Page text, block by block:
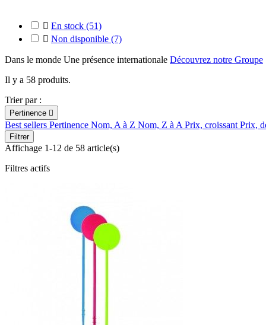
 En stock (51)
 Non disponible (7)
Dans le monde Une présence internationale Découvrez notre Groupe
Il y a 58 produits.
Trier par :
Pertinence 
Best sellers Pertinence Nom, A à Z Nom, Z à A Prix, croissant Prix,
Filtrer
Affichage 1-12 de 58 article(s)
Filtres actifs